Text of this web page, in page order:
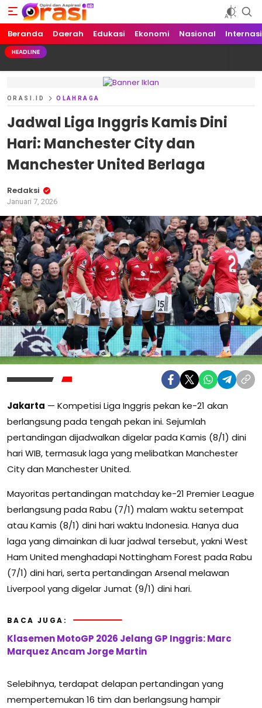
Orasi.ID
Opini dan Aspirasi!
Beranda Daerah Edukasi Ekonomi Nasional
HEADLINE
ORASI.ID OLAHRAGA
Jadwal Liga Inggris Kamis Dini
Hari: Manchester City dan
Manchester United Berlaga
Redaksi
Januari 7, 2026
Jakarta — Kompetisi Liga Inggris pekan ke-21 akan
berlangsung pada tengah pekan ini. Sejumlah
pertandingan dijadwalkan digelar pada Kamis (8/1) dini
hari WIB, termasuk laga yang melibatkan Manchester
City dan Manchester United.
Mayoritas pertandingan matchday ke-21 Premier League
berlangsung pada Rabu (7/1) malam waktu setempat
atau Kamis (8/1) dini hari waktu Indonesia. Hanya dua
laga yang dimainkan di luar jadwal tersebut, yakni West
Ham United menghadapi Nottingham Forest pada Rabu
(7/1) dini hari, serta pertandingan Arsenal melawan
Liverpool yang digelar Jumat (9/1) dini hari.
BACA JUGA:
Klasemen MotoGP 2026 Jelang GP Inggris: Marc
Marquez Ancam Jorge Martin
Selebihnya, terdapat delapan pertandingan yang
mempertemukan 16 tim dan berlangsung hampir